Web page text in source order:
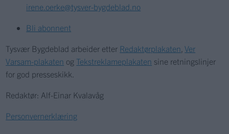
irene.oerke@tysver-bygdeblad.no
Bli abonnent
Tysvær Bygdeblad arbeider etter Redaktørplakaten ,Ver
Varsam-plakaten og Tekstreklameplakaten sine retningslinjer
for god presseskikk.
Redaktør: Alf-Einar Kvalavåg
Personvernerklæring